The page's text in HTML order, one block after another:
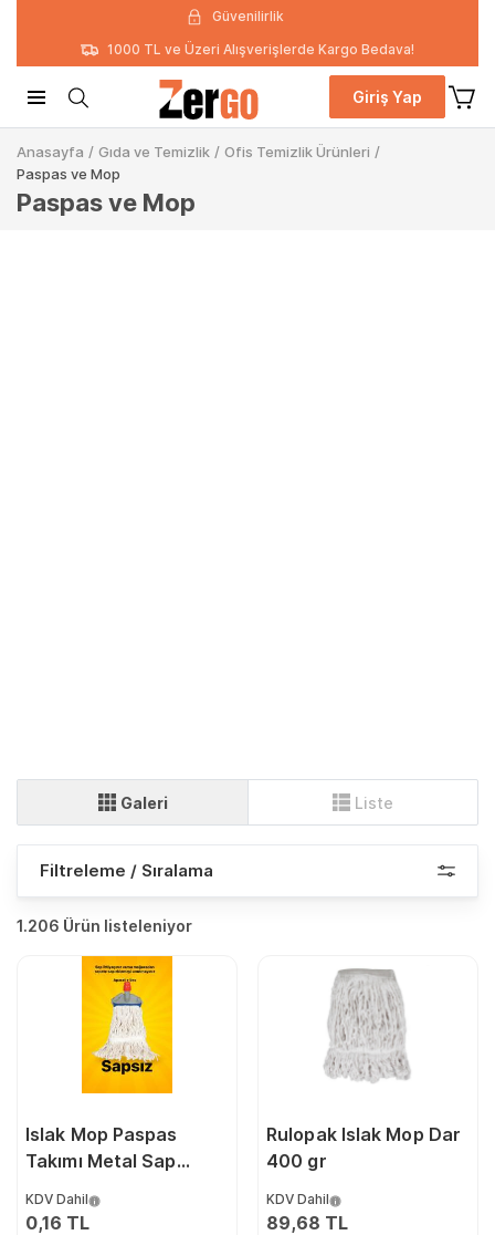
Güvenilirlik
1000 TL ve Üzeri Alışverişlerde Kargo Bedava!
Giriş Yap
Anasayfa / Gıda ve Temizlik / Ofis Temizlik Ürünleri /
Paspas ve Mop
Paspas ve Mop
Galeri Liste
Filtreleme / Sıralama
1.206 Ürün listeleniyor
Islak Mop Paspas
Takımı Metal Sap
ıslak Mop Aparatı
KDV Dahil
0,16 TL
Rulopak Islak Mop Dar
400 gr
KDV Dahil
89,68 TL